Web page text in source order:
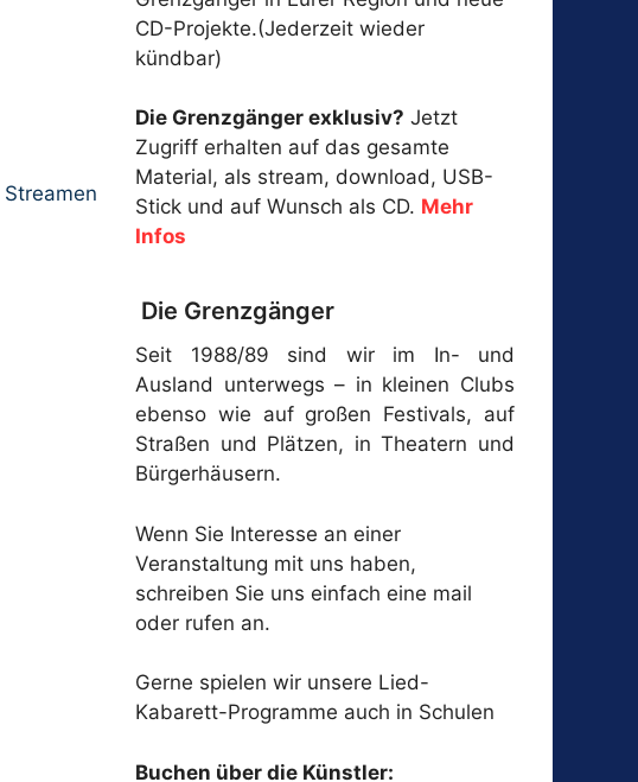
Streamen
CD-Projekte.(Jederzeit wieder
kündbar)
Die Grenzgänger exklusiv? Jetzt
Zugriff erhalten auf das gesamte
Material, als stream, download, USB-
Stick und auf Wunsch als CD. Mehr
Infos
Die Grenzgänger
Seit 1988/89 sind wir im In- und
Ausland unterwegs – in kleinen Clubs
ebenso wie auf großen Festivals, auf
Straßen und Plätzen, in Theatern und
Bürgerhäusern.
Wenn Sie Interesse an einer
Veranstaltung mit uns haben,
schreiben Sie uns einfach eine mail
oder rufen an.
Gerne spielen wir unsere Lied-
Kabarett-Programme auch in Schulen
Buchen über die Künstler: